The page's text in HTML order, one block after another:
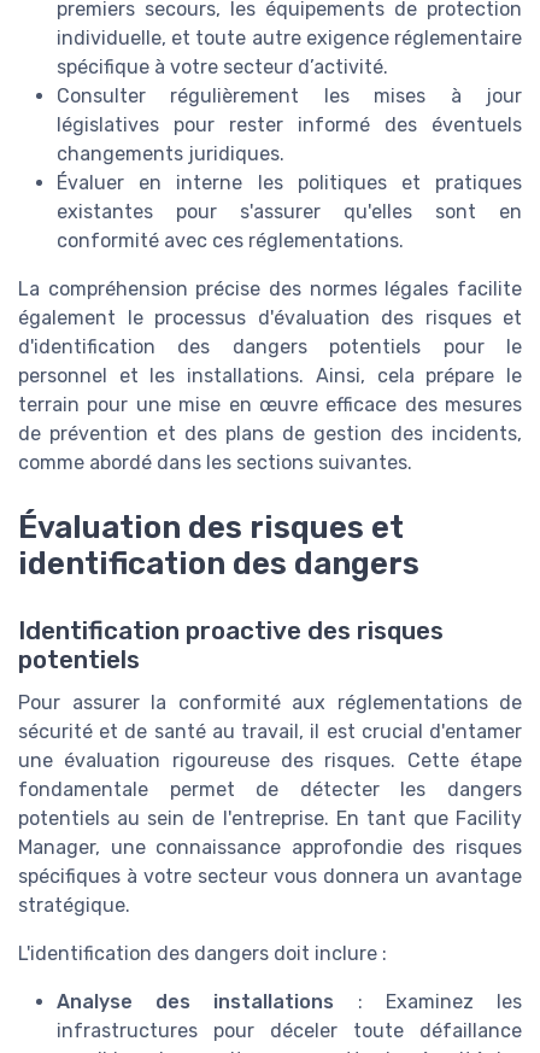
premiers secours, les équipements de protection
individuelle, et toute autre exigence réglementaire
spécifique à votre secteur d’activité.
Consulter régulièrement les mises à jour
législatives pour rester informé des éventuels
changements juridiques.
Évaluer en interne les politiques et pratiques
existantes pour s'assurer qu'elles sont en
conformité avec ces réglementations.
La compréhension précise des normes légales facilite
également le processus d'évaluation des risques et
d'identification des dangers potentiels pour le
personnel et les installations. Ainsi, cela prépare le
terrain pour une mise en œuvre efficace des mesures
de prévention et des plans de gestion des incidents,
comme abordé dans les sections suivantes.
Évaluation des risques et
identification des dangers
Identification proactive des risques
potentiels
Pour assurer la conformité aux réglementations de
sécurité et de santé au travail, il est crucial d'entamer
une évaluation rigoureuse des risques. Cette étape
fondamentale permet de détecter les dangers
potentiels au sein de l'entreprise. En tant que Facility
Manager, une connaissance approfondie des risques
spécifiques à votre secteur vous donnera un avantage
stratégique.
L'identification des dangers doit inclure :
Analyse des installations : Examinez les
infrastructures pour déceler toute défaillance